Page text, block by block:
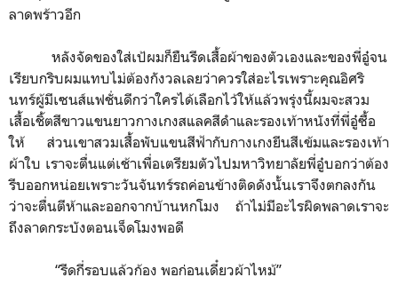
ลาดพร้าวอีก
หลังจัดของใส่เป้ผมก็ยืนรีดเสื้อผ้าของตัวเองและของพี่อู๋จน
เรียบกริบผมแทบไม่ต้องกังวลเลยว่าควรใส่อะไรเพราะคุณอิศริ
นทร์ผู้มีเซนส์แฟชั่นดีกว่าใครได้เลือกไว้ให้แล้วพรุ่งนี้ผมจะสวม
เสื้อเชิ้ตสีขาวแขนยาวกางเกงสแลคสีดำและรองเท้าหนังที่พี่อู๋ซื้อ
ให้ ส่วนเขาสวมเสื้อพับแขนสีฟ้ากับกางเกงยีนสีเข้มและรองเท้า
ผ้าใบ เราจะตื่นแต่เช้าเพื่อเตรียมตัวไปมหาวิทยาลัยพี่อู๋บอกว่าต้อง
รีบออกหน่อยเพราะวันจันทร์รถค่อนข้างติดดังนั้นเราจึงตกลงกัน
ว่าจะตื่นตีห้าและออกจากบ้านหกโมง ถ้าไม่มีอะไรผิดพลาดเราจะ
ถึงลาดกระบังตอนเจ็ดโมงพอดี
“รีดกี่รอบแล้วก้อง พอก่อนเดี๋ยวผ้าไหม้”